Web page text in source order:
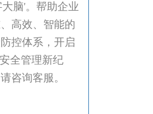
脑'。帮助企业
高效、智能的
控体系，开启
全管理新纪
咨询客服。